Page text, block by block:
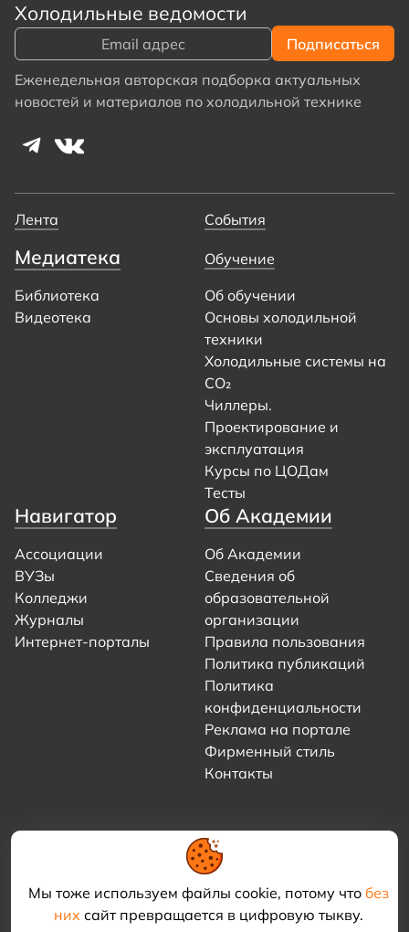
Мы тоже используем файлы cookie, потому что без
нихсайт превращается в цифровую тыкву.
Холодильные ведомости
Еженедельная авторская подборка актуальных
новостей и материалов по холодильной технике
Лента События
Медиатека
Библиотека
Видеотека
Обучение
Об обучении
Основы холодильной
техники
Холодильные системы на
CO₂
Чиллеры.
Проектирование и
эксплуатация
Курсы по ЦОДам
Тесты
Навигатор
Ассоциации
ВУЗы
Колледжи
Журналы
Интернет-порталы
Об Академии
Об Академии
Сведения об
образовательной
организации
Правила пользования
Политика публикаций
Политика
конфиденциальности
Реклама на портале
Фирменный стиль
Контакты